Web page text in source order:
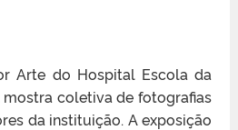
Arte do Hospital Escola da
mostra coletiva de fotografias
da instituição. A exposição